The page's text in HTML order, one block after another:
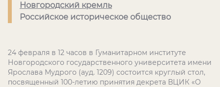
Новгородский кремль
Российское историческое общество
24 февраля в 12 часов в Гуманитарном институте
Новгородского государственного университета имени
Ярослава Мудрого (ауд. 1209) состоится круглый стол,
посвященный 100-летию принятия декрета ВЦИК «О